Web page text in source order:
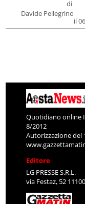
di
Davide Pellegrino
il
Quotidiano online
8/2012
Autorizzazione del
Editore
LG PRESSE S.R.L.
via Festaz, 52